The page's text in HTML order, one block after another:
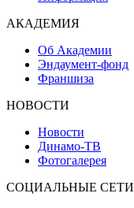
АКАДЕМИЯ
Об Академии
Эндаумент-фонд
Франшиза
НОВОСТИ
Новости
Динамо-ТВ
Фотогалерея
СОЦИАЛЬНЫЕ СЕТИ